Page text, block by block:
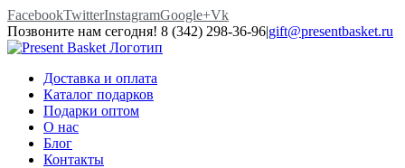
FacebookTwitterInstagramGoogle+Vk
Позвоните нам сегодня! 8 (342) 298-36-96|gift@presentbasket.ru
Доставка и оплата
Каталог подарков
Подарки оптом
О нас
Блог
Контакты